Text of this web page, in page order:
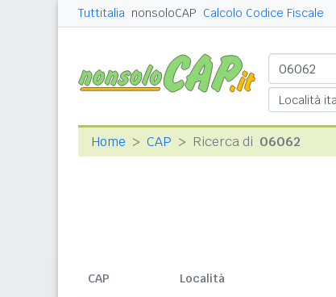
Tuttitalia nonsoloCAP Calcolo Codice Fiscale
Home CAP Ricerca di 06062
CAP Località